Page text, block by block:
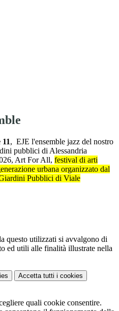
, EJE l'ensemble jazz del nostro
pubblici di Alessandria
Art For All, festival di arti
urbana organizzato dal
Pubblici di Viale
questo utilizzati si avvalgono di
ed utili alle finalità illustrate nella
Accetta tutti i cookies
quali cookie consentire.